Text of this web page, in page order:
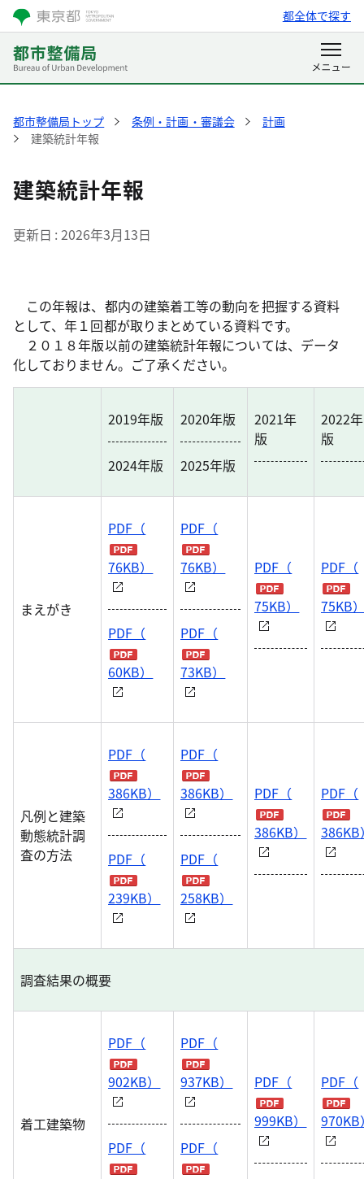
都全体で探す
都市整備局トップ 条例・計画・審議会
計画
建築統計年報
建築統計年報
更新日 2026年3月13日
この年報は、都内の建築着工等の動向を把握する資料
として、年１回都が取りまとめている資料です。
２０１８年版以前の建築統計年報については、データ
化しておりません。ご了承ください。
2019年版
2024年版
2020年版
2025年版
2021年
版
2022年
版
まえがき
PDF（
76KB）
PDF（
60KB）
PDF（
76KB）
PDF（
73KB）
PDF（
75KB）
PDF（
75KB
凡例と建築
動態統計調
査の方法
PDF（
386KB）
PDF（
239KB）
PDF（
386KB）
PDF（
258KB）
PDF（
386KB）
PDF（
386KB
調査結果の概要
着工建築物
PDF（
902KB）
PDF（
PDF（
937KB）
PDF（
PDF（
999KB）
PDF（
970KB